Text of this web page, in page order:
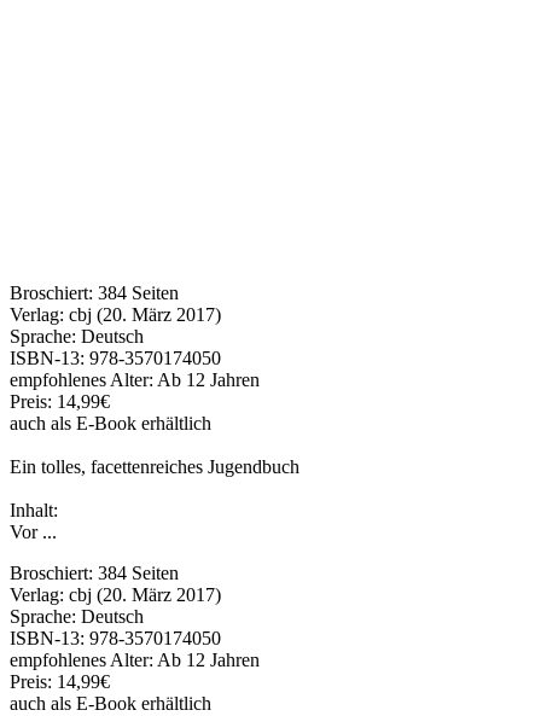
Broschiert: 384 Seiten
Verlag: cbj (20. März 2017)
Sprache: Deutsch
ISBN-13: 978-3570174050
empfohlenes Alter: Ab 12 Jahren
Preis: 14,99€
auch als E-Book erhältlich
Ein tolles, facettenreiches Jugendbuch
Inhalt:
Vor ...
Broschiert: 384 Seiten
Verlag: cbj (20. März 2017)
Sprache: Deutsch
ISBN-13: 978-3570174050
empfohlenes Alter: Ab 12 Jahren
Preis: 14,99€
auch als E-Book erhältlich